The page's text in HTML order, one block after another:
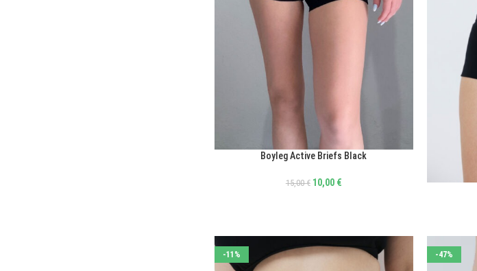
Boyleg Active Briefs Black
15,00€ 10,00 €
-11% -47%